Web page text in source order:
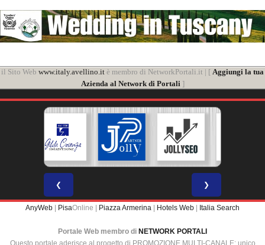
il Sito Web www.italy.avellino.it è membro di NetworkPortali.it | [ Aggiungi la tua
Azienda al Network di Portali]
❮ ❯
AnyWeb PisaOnline | Piazza Armerina Hotels Web Italia Search
Portale Web membro di NETWORK PORTALI
Questo portale aderisce al progetto di PROMOZIONE MULTI-CANALE: unico